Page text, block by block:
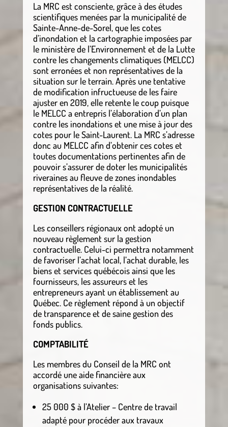
La MRC est consciente, grâce à des études
scientifiques menées par la municipalité de
Sainte-Anne-de-Sorel, que les cotes
d’inondation et la cartographie imposées par
le ministère de l’Environnement et de la Lutte
contre les changements climatiques (MELCC)
sont erronées et non représentatives de la
situation sur le terrain. Après une tentative
de modification infructueuse de les faire
ajuster en 2019, elle retente le coup puisque
le MELCC a entrepris l’élaboration d’un plan
contre les inondations et une mise à jour des
cotes pour le Saint-Laurent. La MRC s’adresse
donc au MELCC afin d’obtenir ces cotes et
toutes documentations pertinentes afin de
pouvoir s’assurer de doter les municipalités
riveraines au fleuve de zones inondables
représentatives de la réalité.
GESTION CONTRACTUELLE
Les conseillers régionaux ont adopté un
nouveau règlement sur la gestion
contractuelle. Celui-ci permettra notamment
de favoriser l’achat local, l’achat durable, les
biens et services québécois ainsi que les
fournisseurs, les assureurs et les
entrepreneurs ayant un établissement au
Québec. Ce règlement répond à un objectif
de transparence et de saine gestion des
fonds publics.
COMPTABILITÉ
Les membres du Conseil de la MRC ont
accordé une aide financière aux
organisations suivantes:
25 000 $ à l’Atelier – Centre de travail
adapté pour procéder aux travaux